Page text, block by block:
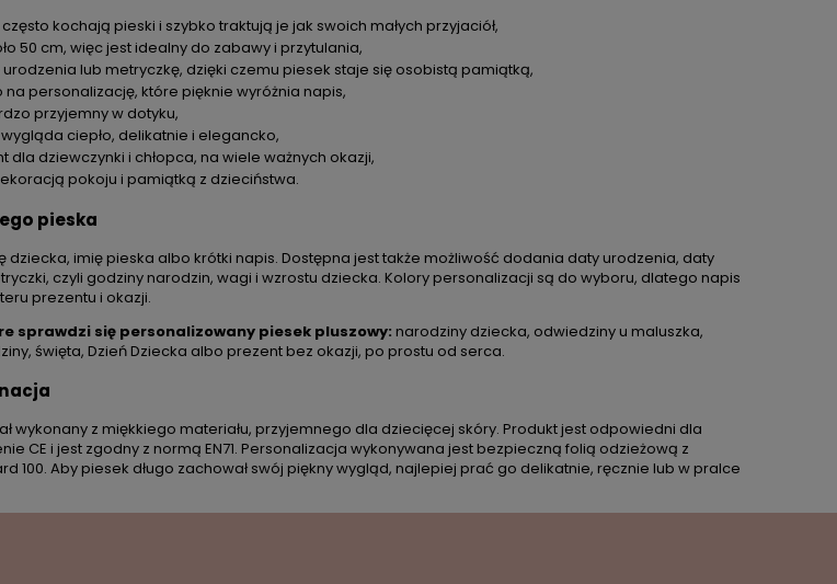
kochają pieski i szybko traktują je jak swoich małych przyjaciół,
50 cm, więc jest idealny do zabawy i przytulania,
lub metryczkę, dzięki czemu piesek staje się osobistą pamiątką,
personalizację, które pięknie wyróżnia napis,
przyjemny w dotyku,
ciepło, delikatnie i elegancko,
dla dziewczynki i chłopca, na wiele ważnych okazji,
pokoju i pamiątką z dzieciństwa.
pieska
dziecka, imię pieska albo krótki napis. Dostępna jest także możliwość dodania daty urodzenia, daty
czyli godziny narodzin, wagi i wzrostu dziecka. Kolory personalizacji są do wyboru, dlatego napis
prezentu i okazji.
sprawdzi się personalizowany piesek pluszowy: narodziny dziecka, odwiedziny u maluszka,
święta, Dzień Dziecka albo prezent bez okazji, po prostu od serca.
wykonany z miękkiego materiału, przyjemnego dla dziecięcej skóry. Produkt jest odpowiedni dla
CE i jest zgodny z normą EN71. Personalizacja wykonywana jest bezpieczną folią odzieżową z
100. Aby piesek długo zachował swój piękny wygląd, najlepiej prać go delikatnie, ręcznie lub w pralce